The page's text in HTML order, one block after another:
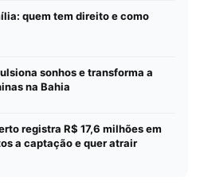
quem tem direito e como
sonhos e transforma a
na Bahia
registra R$ 17,6 milhões em
a captação e quer atrair